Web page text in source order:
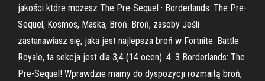
jakości które możesz The Pre-Sequel · Borderlands: The Pre-
Sequel, Kosmos, Maska, Broń. Broń, zasoby Jeśli
zastanawiasz się, jaka jest najlepsza broń w Fortnite: Battle
Royale, ta sekcja jest dla 3,4 (14 ocen). 4. 3 Borderlands: The
Pre-Sequel! Wprawdzie mamy do dyspozycji rozmaitą broń,